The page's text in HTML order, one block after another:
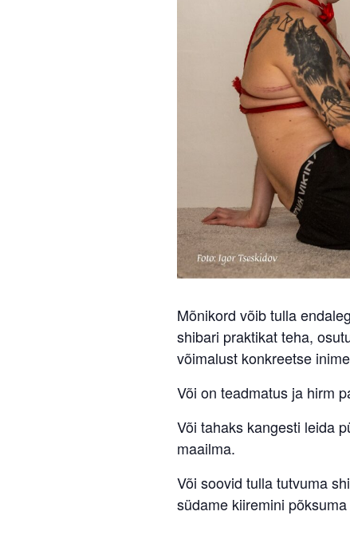
Mõnikord võib tulla
shibari praktikat teha,
võimalust konkreetse
Või on teadmatus ja hirm
Või tahaks kangesti leida
maailma.
Või soovid tulla tutvuma
südame kiiremini